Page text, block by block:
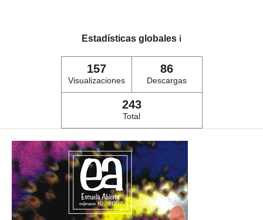
Estadísticas globales ℹ️
157
Visualizaciones
86
Descargas
243
Total